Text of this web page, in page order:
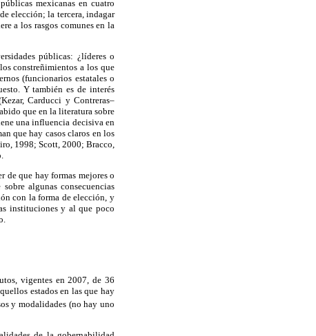
mexicanas en cuatro
elección; la tercera, indagar
a los rasgos comunes en la
públicas: ¿líderes o
constreñimientos a los que
(funcionarios estatales o
Y también es de interés
Carducci y Contreras–
que en la literatura sobre
una influencia decisiva en
que hay casos claros en los
1998; Scott, 2000; Bracco,
de que hay formas mejores o
algunas consecuencias
con la forma de elección, y
instituciones y al que poco
vigentes en 2007, de 36
estados en las que hay
y modalidades (no hay uno